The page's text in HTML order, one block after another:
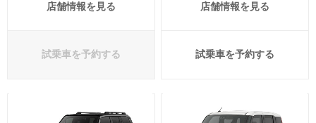
店舗情報を見る
試乗車を予約する
店舗情報を見る
試乗車を予約する